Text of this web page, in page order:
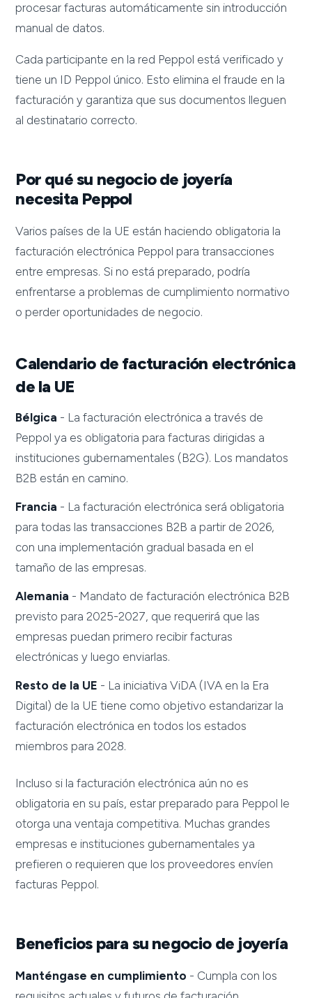
procesar facturas automáticamente sin introducción
manual de datos.
Cada participante en la red Peppol está verificado y
tiene un ID Peppol único. Esto elimina el fraude en la
facturación y garantiza que sus documentos lleguen
al destinatario correcto.
Por qué su negocio de joyería
necesita Peppol
Varios países de la UE están haciendo obligatoria la
facturación electrónica Peppol para transacciones
entre empresas. Si no está preparado, podría
enfrentarse a problemas de cumplimiento normativo
o perder oportunidades de negocio.
Calendario de facturación electrónica
de la UE
Bélgica - La facturación electrónica a través de
Peppol ya es obligatoria para facturas dirigidas a
instituciones gubernamentales (B2G). Los mandatos
B2B están en camino.
Francia - La facturación electrónica será obligatoria
para todas las transacciones B2B a partir de 2026,
con una implementación gradual basada en el
tamaño de las empresas.
Alemania - Mandato de facturación electrónica B2B
previsto para 2025-2027, que requerirá que las
empresas puedan primero recibir facturas
electrónicas y luego enviarlas.
Resto de la UE - La iniciativa ViDA (IVA en la Era
Digital) de la UE tiene como objetivo estandarizar la
facturación electrónica en todos los estados
miembros para 2028.
Incluso si la facturación electrónica aún no es
obligatoria en su país, estar preparado para Peppol le
otorga una ventaja competitiva. Muchas grandes
empresas e instituciones gubernamentales ya
prefieren o requieren que los proveedores envíen
facturas Peppol.
Beneficios para su negocio de joyería
Manténgase en cumplimiento - Cumpla con los